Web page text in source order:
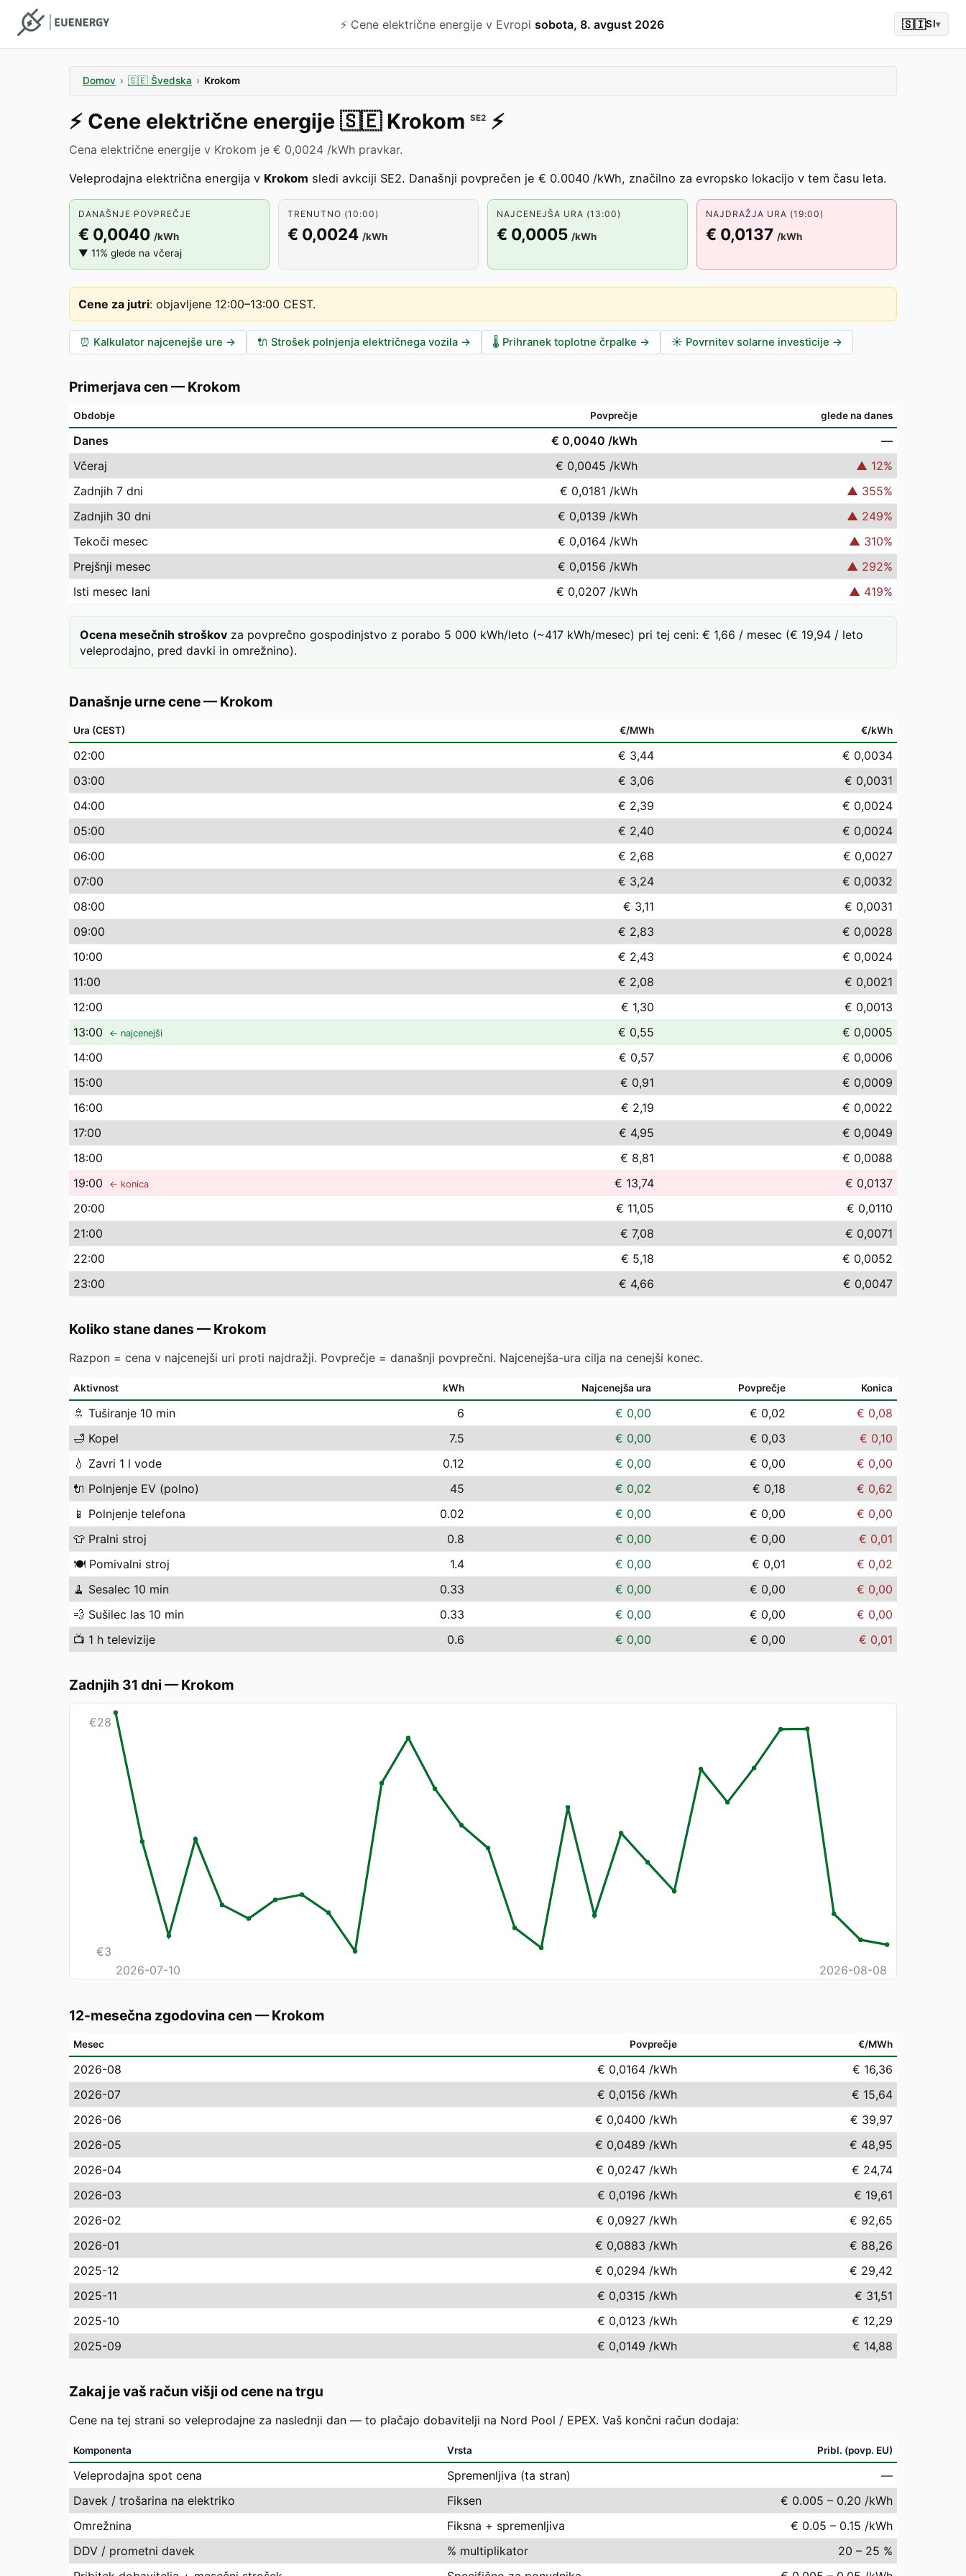
⚡️ Cene električne energije v Evropi sobota, 8. avgust 2026 🇸🇮SI▾
Domov › 🇸🇪 Švedska › Krokom
⚡️ Cene električne energije 🇸🇪 Krokom SE2 ⚡️
Cena električne energije v Krokom je € 0,0024 /kWh pravkar.
Veleprodajna električna energija v Krokom sledi avkciji SE2. Današnji povprečen je € 0.0040 /kWh, značilno za evropsko lokacijo v tem času leta.
DANAŠNJE POVPREČJE
€ 0,0040 /kWh
▼ 11% glede na včeraj
TRENUTNO (10:00)
€ 0,0024 /kWh
NAJCENEJŠA URA (13:00)
€ 0,0005 /kWh
NAJDRAŽJA URA (19:00)
€ 0,0137 /kWh
Cene za jutri: objavljene 12:00–13:00 CEST.
⏰ Kalkulator najcenejše ure → 🔌 Strošek polnjenja električnega vozila → 🌡️ Prihranek toplotne črpalke → ☀️ Povrnitev solarne investicije →
Primerjava cen —Krokom
Obdobje Povprečje glede na danes
Danes € 0,0040 /kWh
—
Včeraj
€ 0,0045 /kWh ▲ 12%
Zadnjih 7 dni
€ 0,0181 /kWh ▲ 355%
Zadnjih 30 dni
€ 0,0139 /kWh ▲ 249%
Tekoči mesec
€ 0,0164 /kWh ▲ 310%
Prejšnji mesec
€ 0,0156 /kWh ▲ 292%
Isti mesec lani
€ 0,0207 /kWh ▲ 419%
Ocena mesečnih stroškov za povprečno gospodinjstvo z porabo 5 000 kWh/leto (~417 kWh/mesec) pri tej ceni: € 1,66 / mesec (€ 19,94 / leto
veleprodajno, pred davki in omrežnino).
Današnje urne cene—Krokom
Ura (CEST) €/MWh €/kWh
02:00 € 3,44
€ 0,0034
03:00 € 3,06
€ 0,0031
04:00 € 2,39
€ 0,0024
05:00 € 2,40
€ 0,0024
06:00 € 2,68
€ 0,0027
07:00 € 3,24
€ 0,0032
08:00 € 3,11
€ 0,0031
09:00 € 2,83
€ 0,0028
10:00 € 2,43
€ 0,0024
11:00 € 2,08
€ 0,0021
12:00 € 1,30
€ 0,0013
13:00 ← najcenejši € 0,55
€ 0,0005
14:00 € 0,57
€ 0,0006
15:00 € 0,91
€ 0,0009
16:00 € 2,19
€ 0,0022
17:00 € 4,95
€ 0,0049
18:00 € 8,81
€ 0,0088
19:00 ← konica € 13,74
€ 0,0137
20:00 € 11,05
€ 0,0110
21:00 € 7,08
€ 0,0071
22:00 € 5,18
€ 0,0052
23:00 € 4,66 € 0,0047
Koliko stane danes —Krokom
Razpon = cena v najcenejši uri proti najdražji. Povprečje = današnji povprečni. Najcenejša-ura cilja na cenejši konec.
Aktivnost kWh Najcenejša ura Povprečje Konica
🚿 Tuširanje 10 min 6 € 0,00 € 0,02
€ 0,08
🛁 Kopel 7.5 € 0,00 € 0,03
€ 0,10
💧 Zavri 1 l vode 0.12 € 0,00 € 0,00
€ 0,00
🔌 Polnjenje EV (polno) 45 € 0,02 € 0,18
€ 0,62
📱 Polnjenje telefona 0.02 € 0,00 € 0,00
€ 0,00
👕 Pralni stroj 0.8 € 0,00 € 0,00
€ 0,01
🍽️ Pomivalni stroj 1.4 € 0,00 € 0,01
€ 0,02
🧹 Sesalec 10 min 0.33 € 0,00 € 0,00
€ 0,00
💨 Sušilec las 10 min 0.33 € 0,00 € 0,00
€ 0,00
📺 1 h televizije 0.6 € 0,00 € 0,00 € 0,01
Zadnjih 31 dni —Krokom
€28
€3
2026-07-10
2026-08-08
12-mesečna zgodovina cen —Krokom
Mesec Povprečje €/MWh
2026-08 € 0,0164 /kWh
€ 16,36
2026-07
€ 0,0156 /kWh
€ 15,64
2026-06
€ 0,0400 /kWh
€ 39,97
2026-05
€ 0,0489 /kWh
€ 48,95
2026-04
€ 0,0247 /kWh
€ 24,74
2026-03
€ 0,0196 /kWh
€ 19,61
2026-02
€ 0,0927 /kWh
€ 92,65
2026-01
€ 0,0883 /kWh
€ 88,26
2025-12
€ 0,0294 /kWh
€ 29,42
2025-11
€ 0,0315 /kWh
€ 31,51
2025-10
€ 0,0123 /kWh
€ 12,29
2025-09
€ 0,0149 /kWh € 14,88
Zakaj je vaš račun višji od cene na trgu
Cene na tej strani so veleprodajne za naslednji dan — to plačajo dobavitelji na Nord Pool / EPEX. Vaš končni račun dodaja:
Komponenta Vrsta Pribl. (povp. EU)
Veleprodajna spot cena Spremenljiva (ta stran)
—
Davek / trošarina na elektriko
Fiksen
€ 0.005 – 0.20 /kWh
Omrežnina
Fiksna + spremenljiva
€ 0.05 – 0.15 /kWh
DDV / prometni davek
% multiplikator
20 – 25 %